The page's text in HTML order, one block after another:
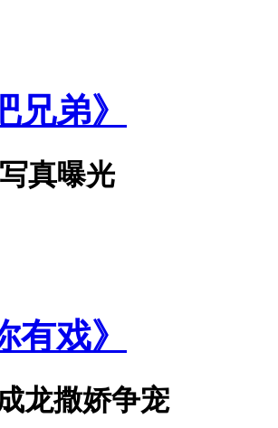
兄弟》
真曝光
有戏》
龙撒娇争宠